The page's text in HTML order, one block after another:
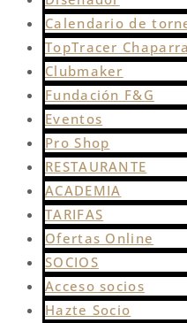
Calendario de
TopTracer
Clubmaker
Fundación F&G
Eventos
Pro Shop
RESTAURANTE
ACADEMIA
TARIFAS
Ofertas Online
SOCIOS
Acceso socios
Hazte Socio